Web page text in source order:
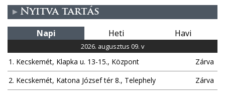
Nyitva tartás
Napi Heti Havi
2026. augusztus 09. v
1. Kecskemét, Klapka u. 13-15., Központ
Zárva
2. Kecskemét, Katona József tér 8., Telephely
Zárva